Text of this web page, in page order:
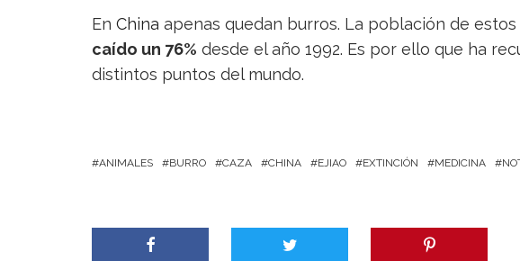
En China apenas quedan burros. La población de
caído un 76% desde el año 1992. Es por ello que ha
distintos puntos del mundo.
ANIMALES BURRO CAZA CHINA EJIAO EXTINCIÓN MEDICINA